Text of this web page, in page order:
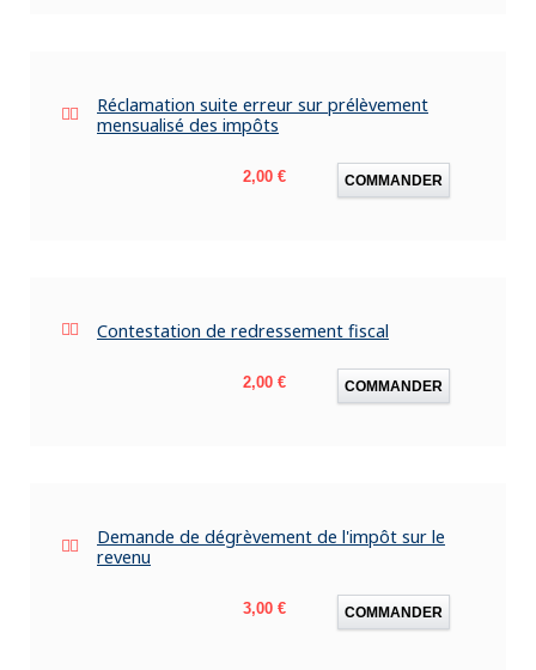
Réclamation suite erreur sur prélèvement
mensualisé des impôts
Prix
2,00 € COMMANDER
Contestation de redressement fiscal
Prix
2,00 € COMMANDER
Demande de dégrèvement de l'impôt sur le
revenu
Prix
3,00 € COMMANDER